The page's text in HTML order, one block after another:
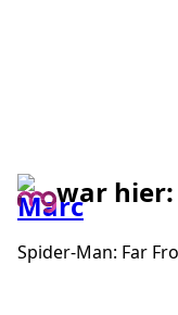
war hier:
Spider-Man: Far